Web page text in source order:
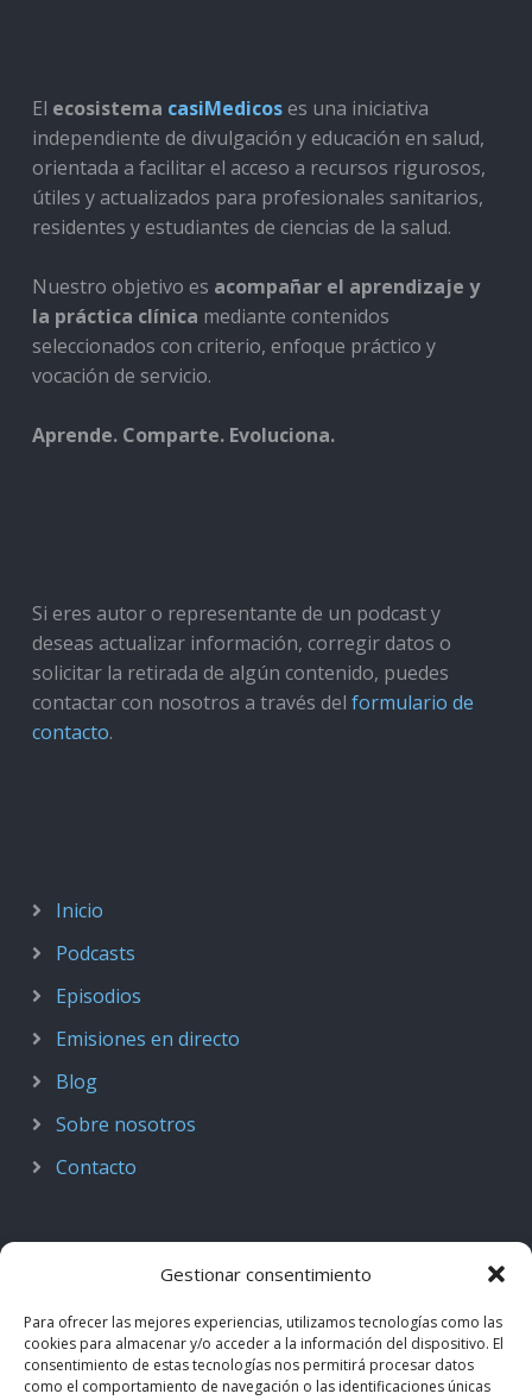
Gestionar consentimiento
Para ofrecer las mejores experiencias, utilizamos tecnologías como las
cookies para almacenar y/o acceder a la información del dispositivo. El
consentimiento de estas tecnologías nos permitirá procesar datos
como el comportamiento de navegación o las identificaciones únicas
El ecosistema casiMedicoses una iniciativa
independiente de divulgación y educación en salud,
orientada a facilitar el acceso a recursos rigurosos,
útiles y actualizados para profesionales sanitarios,
residentes y estudiantes de ciencias de la salud.
Nuestro objetivo es acompañar el aprendizaje y
la práctica clínica mediante contenidos
seleccionados con criterio, enfoque práctico y
vocación de servicio.
Aprende. Comparte. Evoluciona.
Si eres autor o representante de un podcast y
deseas actualizar información, corregir datos o
solicitar la retirada de algún contenido, puedes
contactar con nosotros a través del formulario de
contacto.
Inicio
Podcasts
Episodios
Emisiones en directo
Blog
Sobre nosotros
Contacto